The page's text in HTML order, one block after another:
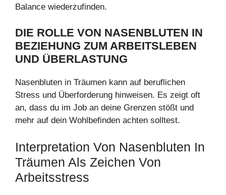
Balance wiederzufinden.
DIE ROLLE VON NASENBLUTEN IN
BEZIEHUNG ZUM ARBEITSLEBEN
UND ÜBERLASTUNG
Nasenbluten in Träumen kann auf beruflichen
Stress und Überforderung hinweisen. Es zeigt oft
an, dass du im Job an deine Grenzen stößt und
mehr auf dein Wohlbefinden achten solltest.
Interpretation Von Nasenbluten In
Träumen Als Zeichen Von
Arbeitsstress